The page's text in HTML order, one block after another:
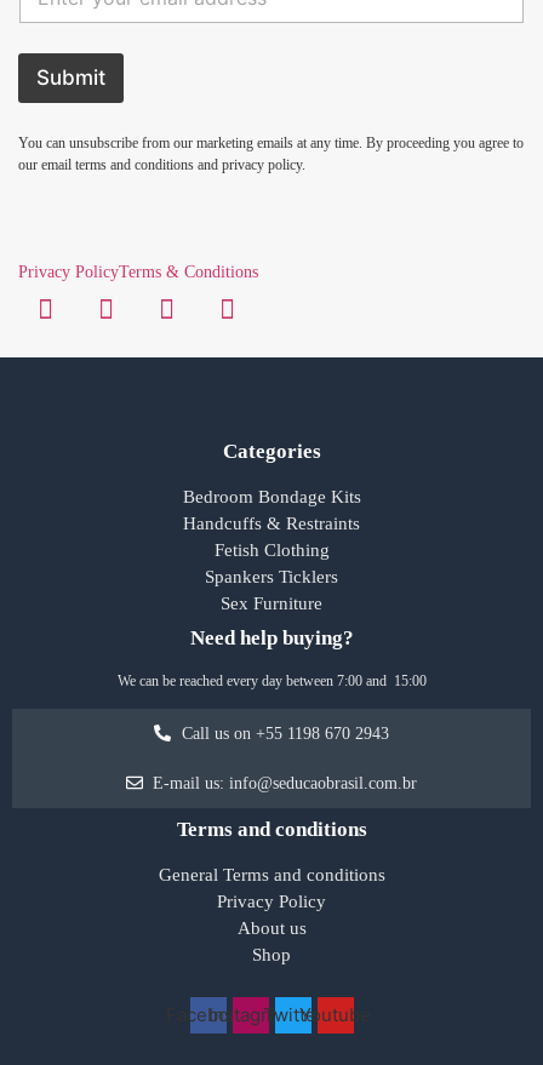
Submit
You can unsubscribe from our marketing emails at any time. By proceeding you agree to
our email terms and conditions and privacy policy.
Privacy PolicyTerms & Conditions
Categories
Bedroom Bondage Kits
Handcuffs & Restraints
Fetish Clothing
Spankers Ticklers
Sex Furniture
Need help buying?
We can be reached every day between 7:00 and 15:00
Call us on +55 1198 670 2943
E-mail us: info@seducaobrasil.com.br
Terms and conditions
General Terms and conditions
Privacy Policy
About us
Shop
Facebook
InstagramTwitterYoutube